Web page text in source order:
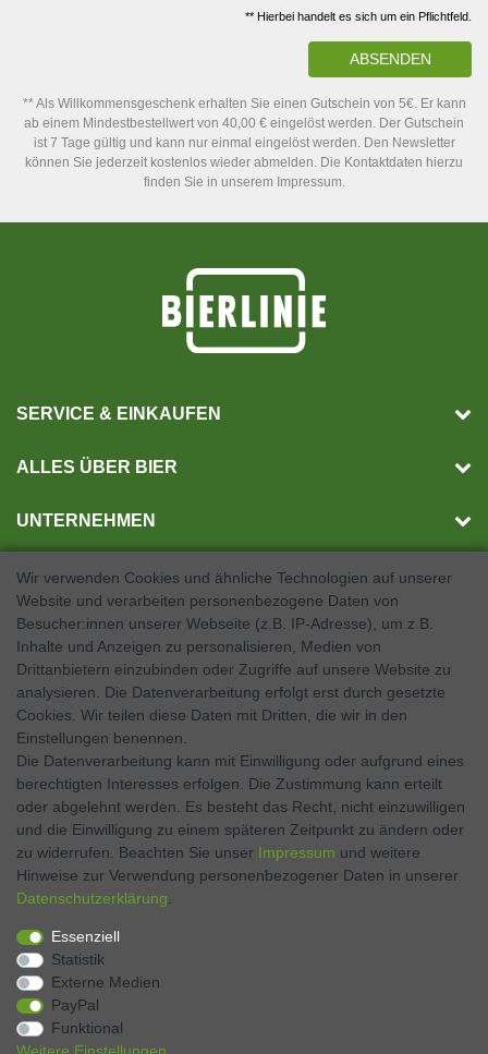
** Hierbei handelt es sich um ein Pflichtfeld.
ABSENDEN
** Als Willkommensgeschenk erhalten Sie einen Gutschein von 5€. Er kann
ab einem Mindestbestellwert von 40,00 € eingelöst werden. Der Gutschein
ist 7 Tage gültig und kann nur einmal eingelöst werden. Den Newsletter
können Sie jederzeit kostenlos wieder abmelden. Die Kontaktdaten hierzu
finden Sie in unserem Impressum.
SERVICE & EINKAUFEN
ALLES ÜBER BIER
UNTERNEHMEN
SOCIAL MEDIA
Twitter
Instagram
VERTRAG WIDERRUFEN Kontakt
Zahlen Sie bequem per
Wir verwenden Cookies und ähnliche Technologien auf unserer
Website und verarbeiten personenbezogene Daten von
Besucher:innen unserer Webseite (z.B. IP-Adresse), um z.B.
Inhalte und Anzeigen zu personalisieren, Medien von
Drittanbietern einzubinden oder Zugriffe auf unsere Website zu
analysieren. Die Datenverarbeitung erfolgt erst durch gesetzte
Cookies. Wir teilen diese Daten mit Dritten, die wir in den
Einstellungen benennen.
Die Datenverarbeitung kann mit Einwilligung oder aufgrund eines
berechtigten Interesses erfolgen. Die Zustimmung kann erteilt
oder abgelehnt werden. Es besteht das Recht, nicht einzuwilligen
und die Einwilligung zu einem späteren Zeitpunkt zu ändern oder
zu widerrufen. Beachten Sie unser Impressum und weitere
Hinweise zur Verwendung personenbezogener Daten in unserer
Daten­schutz­erklärung
Essenziell
Statistik
Externe Medien
PayPal
Funktional